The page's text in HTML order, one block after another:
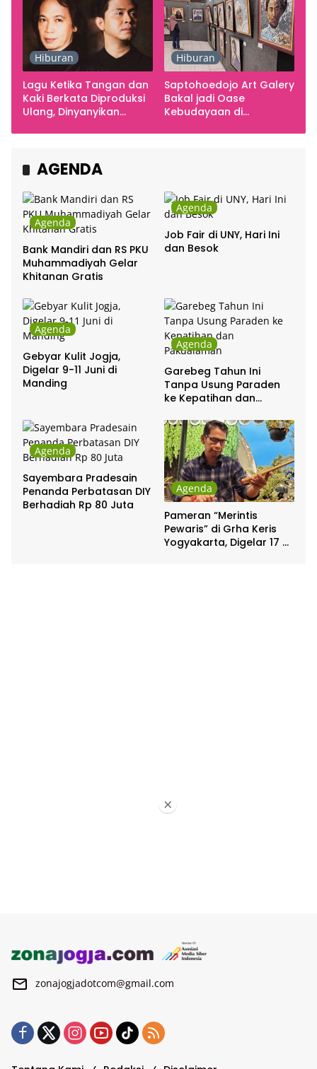
Hiburan
Lagu Ketika Tangan dan
Kaki Berkata Diproduksi
Ulang, Dinyanyikan
Hiburan
Saptohoedojo Art Galery
Bakal jadi Oase
Kebudayaan di
AGENDA
Agenda
Bank Mandiri dan RS PKU
Muhammadiyah Gelar
Khitanan Gratis
Agenda
Job Fair di UNY, Hari Ini
dan Besok
Agenda
Gebyar Kulit Jogja,
Digelar 9-11 Juni di
Manding
Agenda
Garebeg Tahun Ini
Tanpa Usung Paraden
ke Kepatihan dan
Agenda
Sayembara Pradesain
Penanda Perbatasan DIY
Berhadiah Rp 80 Juta
Agenda
Pameran “Merintis
Pewaris” di Grha Keris
Yogyakarta, Digelar 17 –
zonajogjadotcom@gmail.com
×